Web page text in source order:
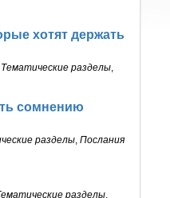
хотят держать
Тематические разделы
сомнению
разделы ,Послания
разделы